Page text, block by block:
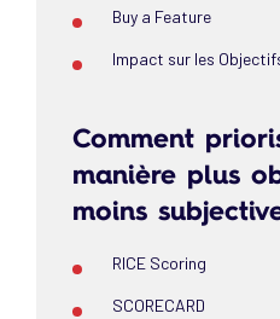
Buy a Feature
Impact sur les
Comment
manière plus
moins
RICE Scoring
SCORECARD